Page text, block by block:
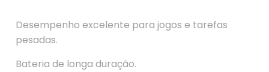
Desempenho excelente para jogos e tarefas
pesadas.
Bateria de longa duração.